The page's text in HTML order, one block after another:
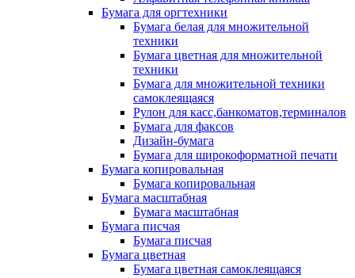
Бумага для оргтехники
Бумага белая для множительной
техники
Бумага цветная для множительной
техники
Бумага для множительной техники
самоклеящаяся
Рулон для касс,банкоматов,терминалов
Бумага для факсов
Дизайн-бумага
Бумага для широкоформатной печати
Бумага копировальная
Бумага копировальная
Бумага масштабная
Бумага масштабная
Бумага писчая
Бумага писчая
Бумага цветная
Бумага цветная самоклеящаяся